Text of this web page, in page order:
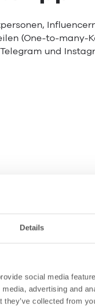
Details
social media
advertising and
they’ve collected from
(One-to-
und
App bzw.
– es gibt dafür
ist für